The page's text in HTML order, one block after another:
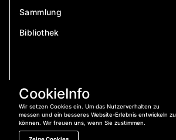
CookieInfo
Wir setzen Cookies ein. Um das Nutzerverhalten zu
messen und ein besseres Website-Erlebnis entwickeln zu
können. Wir freuen uns, wenn Sie zustimmen.
Sammlung
Bibliothek